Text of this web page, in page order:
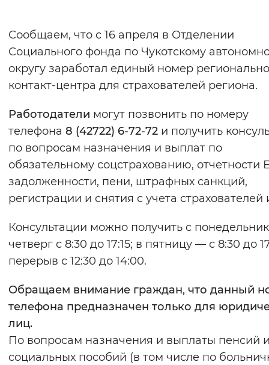
Интервал между буквами
Нормальный Увеличенный
Цвет сайта
Монохромный Инверсивный
Синий фон
Изображения
Включены Выключены
Звуковой ассистент
Воспроизвести Остановить
Вернуть стандартные настройки
Сообщаем, что с 16 апреля в Отделении
Социального фонда по Чукотскому
округу заработал единый номер
контакт-центра для страхователей региона.
Работодатели могут позвонить по номеру
телефона 8 (42722) 6-72-72 и получить
по вопросам назначения и выплат по
обязательному соцстрахованию, отчетности
задолженности, пени, штрафных санкций,
регистрации и снятия с учета страхователей
Консультации можно получить c
четверг с 8:30 до 17:15; в пятницу — с 8:30 до
перерыв с 12:30 до 14:00.
Обращаем внимание граждан, что данный
телефона предназначен только для
лиц.
По вопросам назначения и выплаты пенсий
социальных пособий (в том числе по